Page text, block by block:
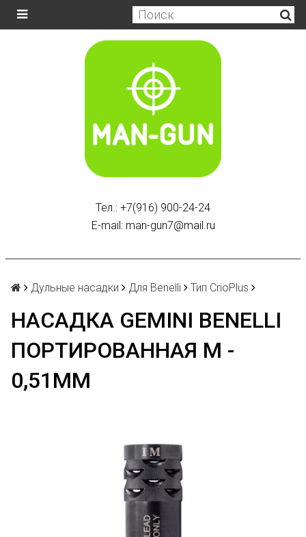
Тел.: +7(916) 900-24-24
E-mail: man-gun7@mail.ru
Дульные насадки Для Benelli Тип CrioPlus
НАСАДКА GEMINI BENELLI
ПОРТИРОВАННАЯ M -
0,51ММ